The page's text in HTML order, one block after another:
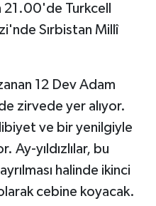
21.00'de Turkcell
Sırbistan Millî
12 Dev Adam
zirvede yer alıyor.
ve bir yenilgiyle
Ay-yıldızlılar, bu
halinde ikinci
cebine koyacak.